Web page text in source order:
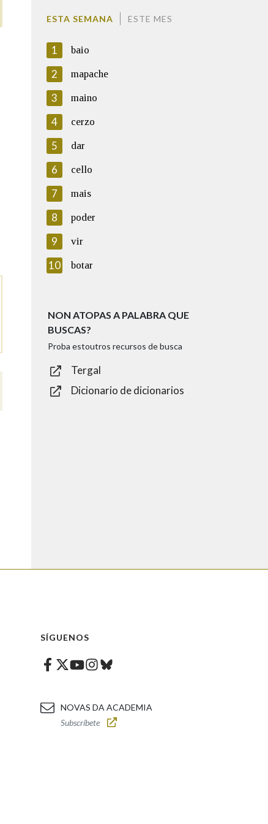
ESTA SEMANA ESTE MES
1 baio
2 mapache
3 maino
4 cerzo
5 dar
6 cello
7 mais
8 poder
9 vir
10 botar
NON ATOPAS A PALABRA QUE
BUSCAS?
Proba estoutros recursos de busca
Tergal
Dicionario de dicionarios
SÍGUENOS
Facebook
Twitter
Youtube
Instagram
Bluesky
NOVAS DA ACADEMIA
Subscríbete